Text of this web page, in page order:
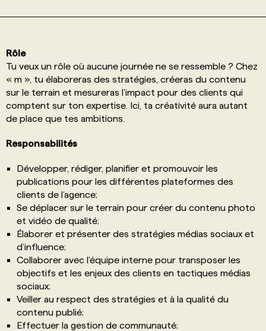
FAQ
ANNONCEZ AVEC NOUS
Rôle
Tu veux un rôle où aucune journée ne se ressemble ? Chez
« m », tu élaboreras des stratégies, créeras du contenu
sur le terrain et mesureras l’impact pour des clients qui
comptent sur ton expertise. Ici, ta créativité aura autant
de place que tes ambitions.
Responsabilités
Développer, rédiger, planifier et promouvoir les
publications pour les différentes plateformes des
clients de l’agence;
Se déplacer sur le terrain pour créer du contenu photo
et vidéo de qualité;
Élaborer et présenter des stratégies médias sociaux et
d’influence;
Collaborer avec l'équipe interne pour transposer les
objectifs et les enjeux des clients en tactiques médias
sociaux;
Veiller au respect des stratégies et à la qualité du
contenu publié;
Effectuer la gestion de communauté;